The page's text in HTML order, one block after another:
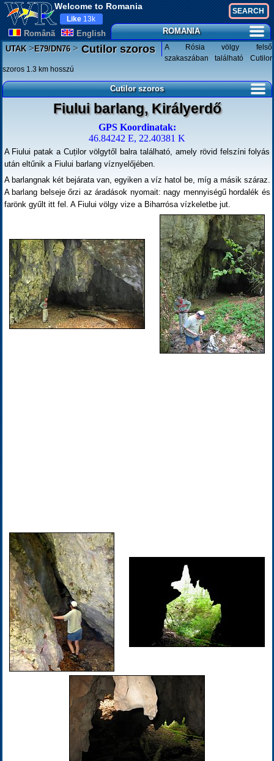
Welcome to Romania
Românã English
Like 13k
ROMANIA
UTAK>E79/DN76>Cutilor szoros
A Rósia völgy felső
szakaszában található Cutilor
szoros 1.3 km hosszú
Cutilor szoros
Fiului barlang, Királyerdő
GPS Koordinatak:
46.84242 E, 22.40381 K
A Fiului patak a Cuților völgytől balra található, amely rövid felszíni folyás
után eltűnik a Fiului barlang víznyelőjében.
A barlangnak két bejárata van, egyiken a víz hatol be, míg a másik száraz.
A barlang belseje őrzi az áradások nyomait: nagy mennyiségű hordalék és
farönk gyűlt itt fel. A Fiului völgy vize a Biharrósa vízkeletbe jut.